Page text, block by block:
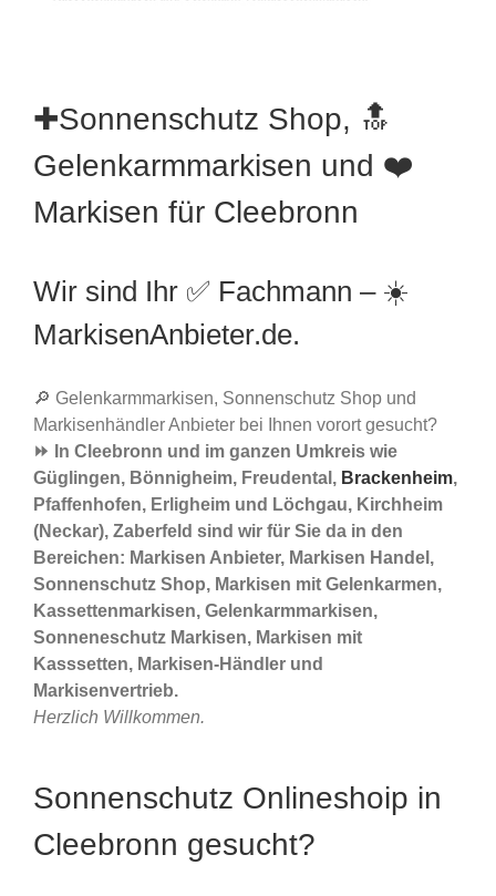
✚Sonnenschutz Shop, 🔝
Gelenkarmmarkisen und ❤️
Markisen für Cleebronn
Wir sind Ihr ✅ Fachmann – ☀️
MarkisenAnbieter.de.
🔎 Gelenkarmmarkisen, Sonnenschutz Shop und
Markisenhändler Anbieter bei Ihnen vorort gesucht?
⏩ In Cleebronn und im ganzen Umkreis wie
Güglingen, Bönnigheim, Freudental, Brackenheim,
Pfaffenhofen, Erligheim und Löchgau, Kirchheim
(Neckar), Zaberfeld sind wir für Sie da in den
Bereichen: Markisen Anbieter, Markisen Handel,
Sonnenschutz Shop, Markisen mit Gelenkarmen,
Kassettenmarkisen, Gelenkarmmarkisen,
Sonneneschutz Markisen, Markisen mit
Kasssetten, Markisen-Händler und
Markisenvertrieb.
Herzlich Willkommen.
Sonnenschutz Onlineshoip in
Cleebronn gesucht?